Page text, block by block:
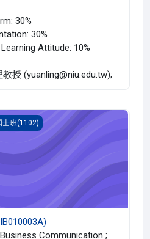
30%
30%
Attitude: 10%
授 (yuanling@niu.edu.tw);
士班(1102)
Communication ;